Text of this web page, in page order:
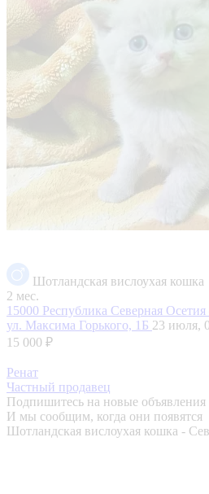
Шотландская вислоухая кошка
2 мес.
15000 Республика Северная
ул. Максима Горького, 1Б 23 июля,
15 000 ₽
Ренат
Частный продавец
Подпишитесь на новые объявления
И мы сообщим, когда они появятся
Шотландская вислоухая кошка -